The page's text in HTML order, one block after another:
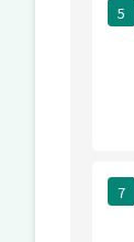
5
7